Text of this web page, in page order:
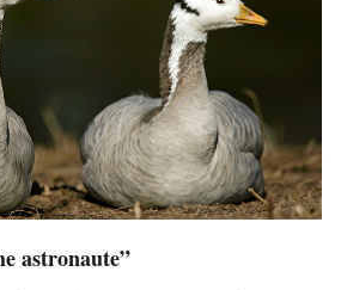
astronaute”